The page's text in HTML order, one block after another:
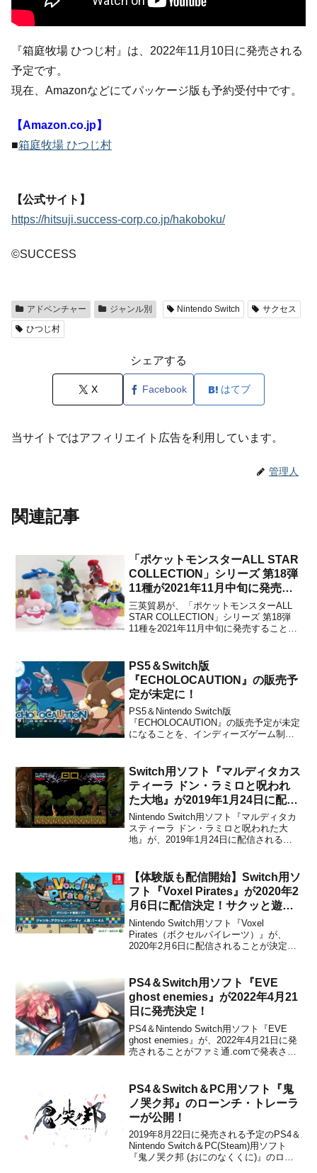
『箱庭牧場 ひつじ村』は、2022年11月10日に発売される
予定です。
現在、Amazonなどにてパッケージ版も予約受付中です。
【Amazon.co.jp】
■箱庭牧場 ひつじ村
【公式サイト】
https://hitsuji.success-corp.co.jp/hakoboku/
©SUCCESS
アドベンチャー ジャンル別 Nintendo Switch
サクセス
ひつじ村
シェアする
X Facebook はてブ
当サイトではアフィリエイト広告を利用しています。
管理人
関連記事
「ポケットモンスターALL STAR
COLLECTION」シリーズ 第18弾
11種が2021年11月中旬に発売決
定！
三英貿易が、「ポケットモンスターALL
STAR COLLECTION」シリーズ 第18弾
11種を2021年11月中旬に発売することを
のヌオーやタマザラシなど、幅広い世代
のポケモンたちをラインナップにして
い...
PS5＆Switch版
『ECHOLOCAUTION』の販売予
定が未定に！
PS5＆Nintendo Switch版
『ECHOLOCAUTION』の販売予定が未定
になることを、インディーズゲーム制作
ャー側の諸事情により、移植版開発の継
続が困難となったため。」としていま
す。なお、PS5...
Switch用ソフト『マルディタカス
ティーラ ドン・ラミロと呪われ
た大地』が2019年1月24日に配信
決定！『魔界村』ライクな横スク
ロール2Dアクションゲーム
Nintendo Switch用ソフト『マルディタカ
スティーラ ドン・ラミロと呪われた大
地』が、2019年1月24日に配信されるこ
価格の1,530円(税込)で購入できます。本
作は、スペインのイ...
【体験版も配信開始】Switch用ソ
フト『Voxel Pirates』が2020年2
月6日に配信決定！サクッと遊べ
るお手軽アクションゲーム
Nintendo Switch用ソフト『Voxel
Pirates（ボクセルパイレーツ）』が、
2020年2月6日に配信されることが決定し
ンロード」が開始される予定です。【更
新】発売日の2月6日より、...
PS4＆Switch用ソフト『EVE
ghost enemies』が2022年4月21
日に発売決定！
PS4＆Nintendo Switch用ソフト『EVE
ghost enemies』が、2022年4月21日に発
売されることがファミ通.comで発表され
error』の続編で、Nintendo Swi...
PS4＆Switch＆PC用ソフト『鬼
ノ哭ク邦』のローンチ・トレーラ
ーが公開！
2019年8月22日に発売される予定のPS4＆
Nintendo Switch＆PC(Steam)用ソフト
『鬼ノ哭ク邦 (おにのなくくに)』のロー